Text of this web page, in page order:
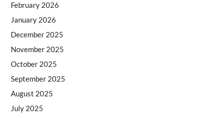
February 2026
January 2026
December 2025
November 2025
October 2025
September 2025
August 2025
July 2025